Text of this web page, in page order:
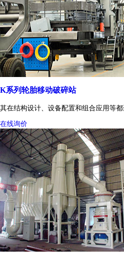
K系列轮胎移动破碎站
其在结构设计、设备配置和组合应用等
在线询价